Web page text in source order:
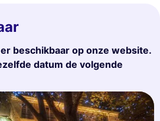
beschikbaar op onze website.
datum de volgende